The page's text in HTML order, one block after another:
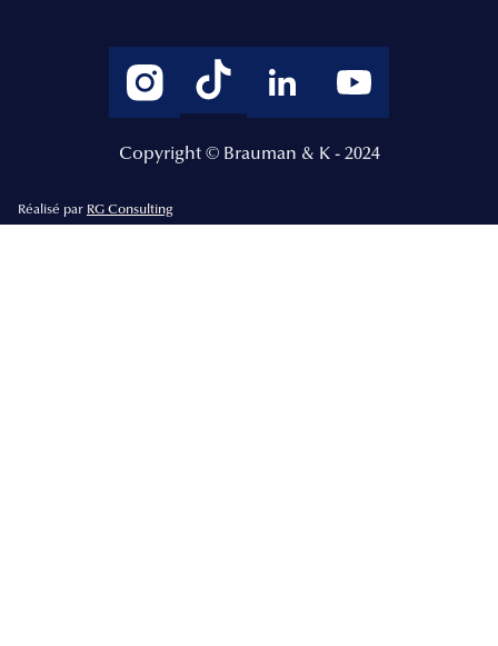
Copyright © Brauman & K - 2024
Réalisé par RG Consulting